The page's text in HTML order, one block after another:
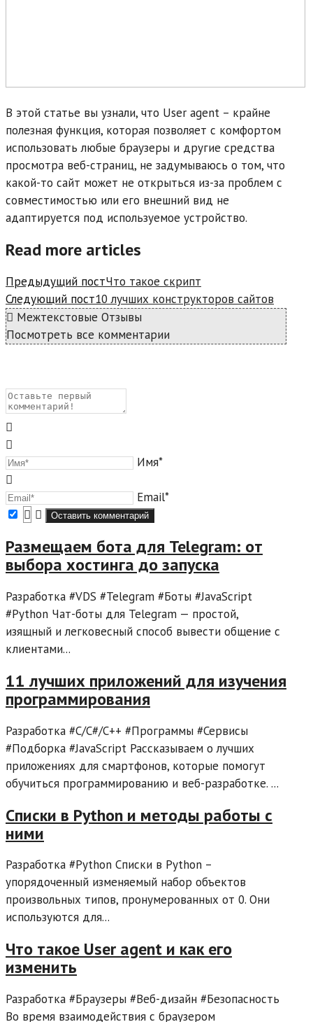
В этой статье вы узнали, что User agent – крайне
полезная функция, которая позволяет с комфортом
использовать любые браузеры и другие средства
просмотра веб-страниц, не задумываюсь о том, что
какой-то сайт может не открыться из-за проблем с
совместимостью или его внешний вид не
адаптируется под используемое устройство.
Read more articles
Предыдущий постЧто такое скрипт
Следующий пост10 лучших конструкторов сайтов
Межтекстовые Отзывы
Посмотреть все комментарии
Имя*
Email*
Размещаем бота для Telegram: от
выбора хостинга до запуска
Разработка #VDS #Telegram #Боты #JavaScript
#Python Чат-боты для Telegram — простой,
изящный и легковесный способ вывести общение с
клиентами...
11 лучших приложений для изучения
программирования
Разработка #C/C#/C++ #Программы #Сервисы
#Подборка #JavaScript Рассказываем о лучших
приложениях для смартфонов, которые помогут
обучиться программированию и веб-разработке. ...
Списки в Python и методы работы с
ними
Разработка #Python Списки в Python –
упорядоченный изменяемый набор объектов
произвольных типов, пронумерованных от 0. Они
используются для...
Что такое User agent и как его
изменить
Разработка #Браузеры #Веб-дизайн #Безопасность
Во время взаимодействия с браузером